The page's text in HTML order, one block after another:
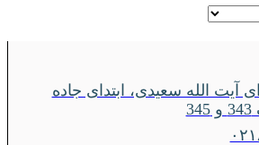
آیت الله سعیدی، ابتدای جاده